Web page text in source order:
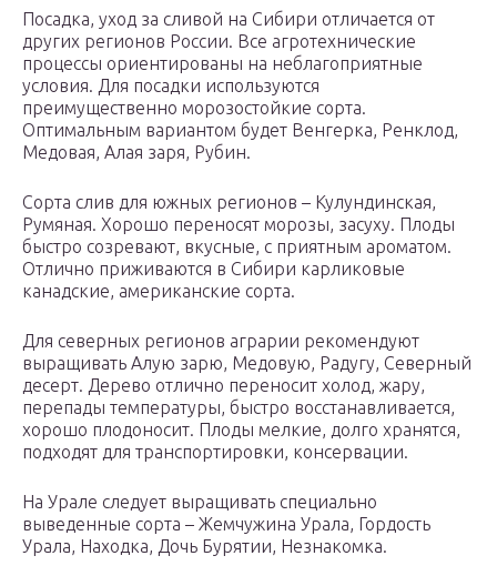
Посадка, уход за сливой на Сибири отличается от
других регионов России. Все агротехнические
процессы ориентированы на неблагоприятные
условия. Для посадки используются
преимущественно морозостойкие сорта.
Оптимальным вариантом будет Венгерка, Ренклод,
Медовая, Алая заря, Рубин.
Сорта слив для южных регионов – Кулундинская,
Румяная. Хорошо переносят морозы, засуху. Плоды
быстро созревают, вкусные, с приятным ароматом.
Отлично приживаются в Сибири карликовые
канадские, американские сорта.
Для северных регионов аграрии рекомендуют
выращивать Алую зарю, Медовую, Радугу, Северный
десерт. Дерево отлично переносит холод, жару,
перепады температуры, быстро восстанавливается,
хорошо плодоносит. Плоды мелкие, долго хранятся,
подходят для транспортировки, консервации.
На Урале следует выращивать специально
выведенные сорта – Жемчужина Урала, Гордость
Урала, Находка, Дочь Бурятии, Незнакомка.